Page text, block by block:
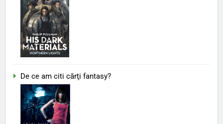
De ce am citi cărţi fantasy?